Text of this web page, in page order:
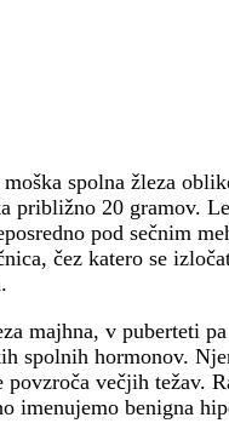
spolna žleza
približno 20 gramov.
pod sečnim
čez katero se
majhna, v puberteti
spolnih hormonov.
povzroča večjih težav.
imenujemo benigna